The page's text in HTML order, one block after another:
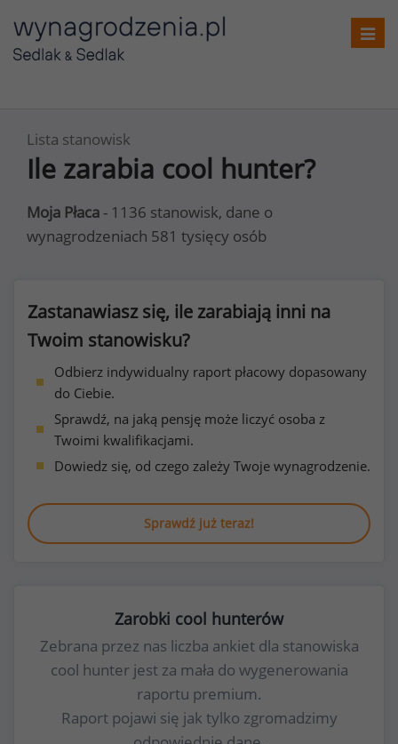
Lista stanowisk
Ile zarabia cool hunter?
Moja Płaca - 1136 stanowisk, dane o
wynagrodzeniach 581 tysięcy osób
Zastanawiasz się, ile zarabiają inni na
Twoim stanowisku?
Odbierz indywidualny raport płacowy dopasowany
do Ciebie.
Sprawdź, na jaką pensję może liczyć osoba z
Twoimi kwalifikacjami.
Dowiedz się, od czego zależy Twoje wynagrodzenie.
Sprawdź już teraz!
Zarobki cool hunterów
Zebrana przez nas liczba ankiet dla stanowiska
cool hunter jest za mała do wygenerowania
raportu premium.
Raport pojawi się jak tylko zgromadzimy